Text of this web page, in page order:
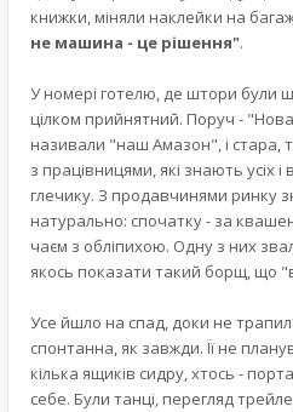
книжки, міняли наклейки на
не машина - це рішення".
У номері готелю, де штори були
цілком прийнятний. Поруч -
називали "наш Амазон", і стара,
з працівницями, які знають усіх
глечику. З продавчинями ринку
натурально: спочатку - за
чаєм з обліпихою. Одну з них
якось показати такий борщ, що
Усе йшло на спад, доки не
спонтанна, як завжди. Її не
кілька ящиків сидру, хтось -
себе. Були танці, перегляд